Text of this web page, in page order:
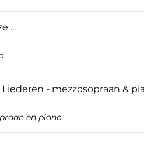
...
- mezzosopraan &
en piano